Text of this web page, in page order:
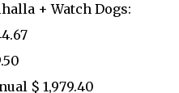
+ Watch Dogs:
$ 1,979.40